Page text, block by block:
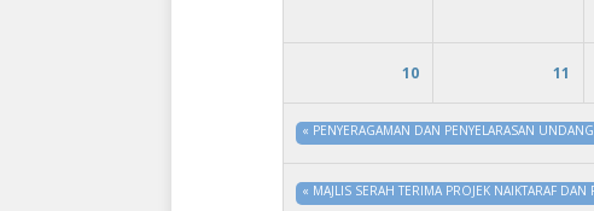
10 11
« PENYERAGAMAN DAN PENYELARASAN
« MAJLIS SERAH TERIMA PROJEK NAIKTARAF